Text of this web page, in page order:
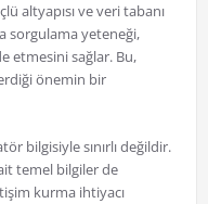
altyapısı ve veri tabanı
sorgulama yeteneği,
etmesini sağlar. Bu,
önemin bir
bilgisiyle sınırlı değildir.
temel bilgiler de
kurma ihtiyacı